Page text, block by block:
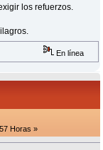
los refuerzos.
En línea
Horas »